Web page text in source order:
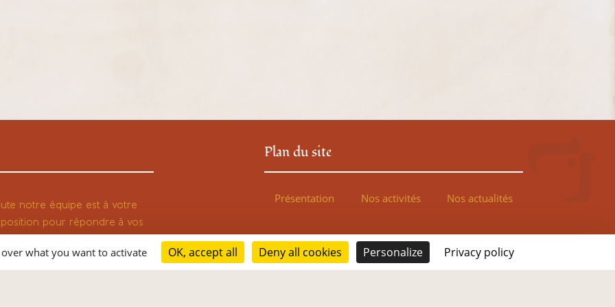
notre équipe est à votre
pour répondre à vos
pas à nous contacter via
formulaire en ligne
Plan du site
Présentation Nos activités Nos actualités
Publications Galerie photo
what you want to activate OK, accept all Deny all cookies Personalize Privacy policy